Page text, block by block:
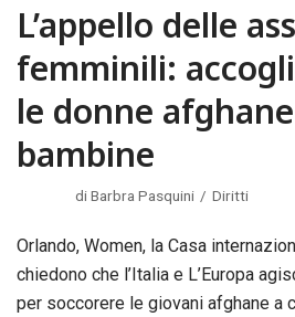
L’appello delle
femminili:
le donne
bambine
diBarbra Pasquini Diritti
Orlando, Women, la Casa
chiedono che l’Italia e L’Europa
per soccorere le giovani afghane a